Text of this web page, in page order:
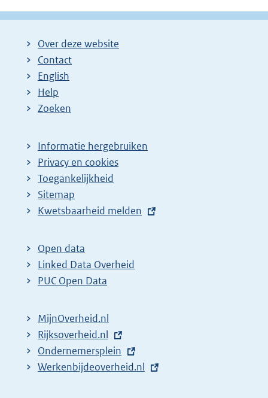
Over deze website
Contact
English
Help
Zoeken
Informatie hergebruiken
Privacy en cookies
Toegankelijkheid
Sitemap
E
t
e
r
l
i
n
k
Kwetsbaarheid melden
Open data
Linked Data Overheid
PUC Open Data
MijnOverheid.nl
E
x
t
Rijksoverheid.nl
E
x
Ondernemersplein
E
Werkenbijdeoverheid.nl